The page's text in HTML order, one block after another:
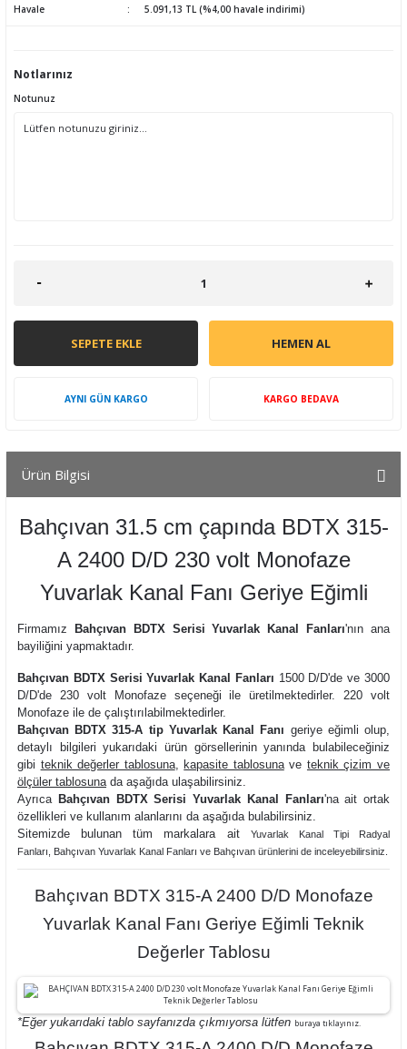
Havale
5.091,13 TL (%4,00 havale indirimi)
Notlarınız
Notunuz
SEPETE EKLE HEMEN AL
AYNI GÜN KARGO KARGO BEDAVA
Ürün Bilgisi
Bahçıvan 31.5 cm çapında BDTX 315-
A 2400 D/D 230 volt Monofaze
Yuvarlak Kanal Fanı Geriye Eğimli
Firmamız Bahçıvan BDTX Serisi Yuvarlak Kanal Fanları'nın ana
bayiliğini yapmaktadır.
Bahçıvan BDTX Serisi Yuvarlak Kanal Fanları 1500 D/D'de ve 3000
D/D'de 230 volt Monofaze seçeneği ile üretilmektedirler. 220 volt
Monofaze ile de çalıştırılabilmektedirler.
Bahçıvan BDTX 315-A tip Yuvarlak Kanal Fanı geriye eğimli olup,
detaylı bilgileri yukarıdaki ürün görsellerinin yanında bulabileceğiniz
gibi teknik değerler tablosuna, kapasite tablosunave teknik çizim ve
ölçüler tablosunada aşağıda ulaşabilirsiniz.
Ayrıca Bahçıvan BDTX Serisi Yuvarlak Kanal Fanları'na ait ortak
özellikleri ve kullanım alanlarını da aşağıda bulabilirsiniz.
Sitemizde bulunan tüm markalara ait
Yuvarlak Kanal Tipi Radyal
Fanları, Bahçıvan Yuvarlak Kanal Fanları ve Bahçıvan ürünlerini de inceleyebilirsiniz.
Bahçıvan BDTX 315-A 2400 D/D Monofaze
Yuvarlak Kanal Fanı Geriye Eğimli Teknik
Değerler Tablosu
*Eğer yukarıdaki tablo sayfanızda çıkmıyorsa lütfen buraya tıklayınız.